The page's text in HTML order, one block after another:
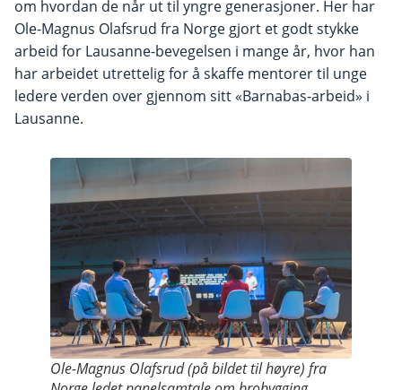
om hvordan de når ut til yngre generasjoner. Her har
Ole-Magnus Olafsrud fra Norge gjort et godt stykke
arbeid for Lausanne-bevegelsen i mange år, hvor han
har arbeidet utrettelig for å skaffe mentorer til unge
ledere verden over gjennom sitt «Barnabas-arbeid» i
Lausanne.
Ole-Magnus Olafsrud (på bildet til høyre) fra